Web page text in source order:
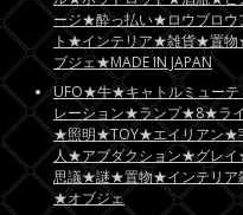
ージ★酔っ払い★ロウブロウ
ト★インテリア★雑貨★置
ブジェ★MADE IN JAPAN
UFO★牛★キャトルミューテ
レーション★ランプ★8★ラ
★照明★TOY★エイリアン★
人★アブダクション★グレ
思議★謎★置物★インテリア
★オブジェ